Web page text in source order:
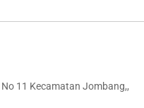
11 Kecamatan Jombang,,